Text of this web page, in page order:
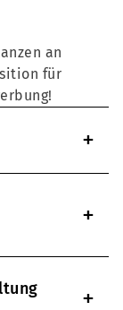
an
für
+
+
+